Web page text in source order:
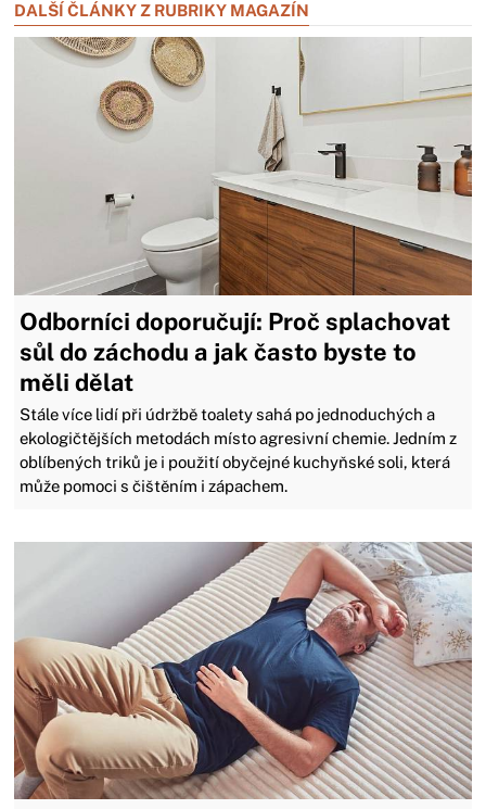
DALŠÍ ČLÁNKY Z RUBRIKY MAGAZÍN
Odborníci doporučují: Proč splachovat
sůl do záchodu a jak často byste to
měli dělat
Stále více lidí při údržbě toalety sahá po jednoduchých a
ekologičtějších metodách místo agresivní chemie. Jedním z
oblíbených triků je i použití obyčejné kuchyňské soli, která
může pomoci s čištěním i zápachem.